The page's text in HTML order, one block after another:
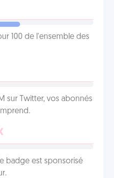
100 de l'ensemble des
sur Twitter, vos abonnés
badge est sponsorisé